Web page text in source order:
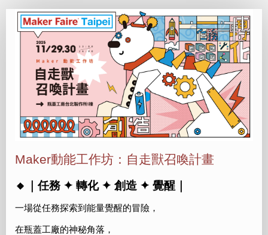
自
走
畫
Maker動能工作坊：自走獸召喚計畫
🔸｜任務 ✦ 轉化 ✦ 創造 ✦ 覺醒｜
一場從任務探索到能量覺醒的冒險，
在瓶蓋工廠的神秘角落，